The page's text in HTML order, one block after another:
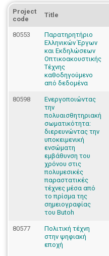
Project
code
Title
80553
Παρατηρητήριο
Ελληνικών Έργων
και Εκδηλώσεων
Οπτικοακουστικής
Τέχνης
καθοδηγούμενο
από δεδομένα
80598
Ενεργοποιώντας
την
πολυαισθητηριακή
σωματικότητα:
διερευνώντας την
υποκειμενική
ενσώματη
εμβάθυνση του
χρόνου στις
πολυμεσικές
παραστατικές
τέχνες μέσα από
το πρίσμα της
σημειογραφίας
του Butoh
80577
Πολιτική τέχνη
στην ψηφιακή
εποχή